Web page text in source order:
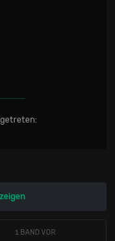
1 BAND VOR